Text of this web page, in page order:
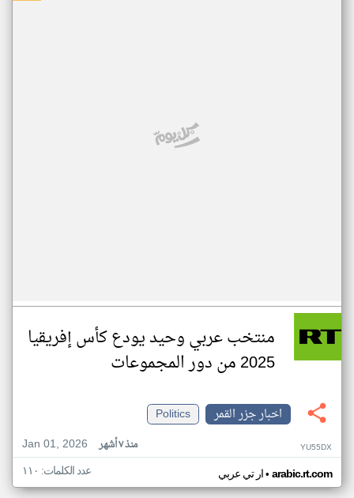
منتخب عربي وحيد يودع كأس إفريقيا
2025 من دور المجموعات
اخبار جزر القمر
Politics
Jan 01, 2026
منذ ٧ أشهر YU55DX
ار تي عربي• arabic.rt.com عدد الكلمات: ١١٠